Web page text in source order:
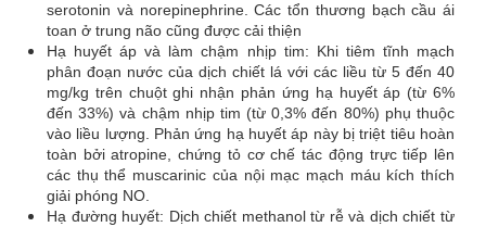
serotonin và norepinephrine. Các tổn thương bạch cầu ái
toan ở trung não cũng được cải thiện
Hạ huyết áp và làm chậm nhịp tim: Khi tiêm tĩnh mạch
phân đoạn nước của dịch chiết lá với các liều từ 5 đến 40
mg/kg trên chuột ghi nhận phản ứng hạ huyết áp (từ 6%
đến 33%) và chậm nhịp tim (từ 0,3% đến 80%) phụ thuộc
vào liều lượng. Phản ứng hạ huyết áp này bị triệt tiêu hoàn
toàn bởi atropine, chứng tỏ cơ chế tác động trực tiếp lên
các thụ thể muscarinic của nội mạc mạch máu kích thích
giải phóng NO.
Hạ đường huyết: Dịch chiết methanol từ rễ và dịch chiết từ